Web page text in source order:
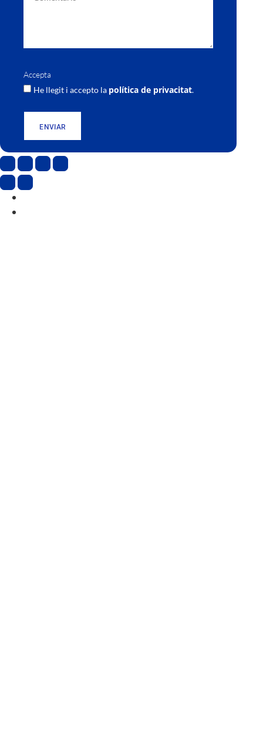
Accepta
He llegit i accepto la política de privacitat.
ENVIAR